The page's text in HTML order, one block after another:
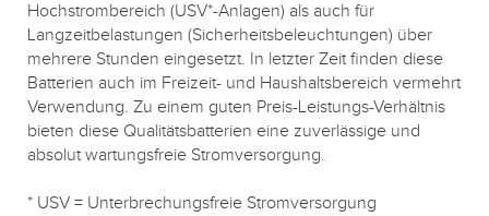
Hochstrombereich (USV*-Anlagen) als auch für
Langzeitbelastungen (Sicherheitsbeleuchtungen) über
mehrere Stunden eingesetzt. In letzter Zeit finden diese
Batterien auch im Freizeit- und Haushaltsbereich vermehrt
Verwendung. Zu einem guten Preis-Leistungs-Verhältnis
bieten diese Qualitätsbatterien eine zuverlässige und
absolut wartungsfreie Stromversorgung.
* USV = Unterbrechungsfreie Stromversorgung